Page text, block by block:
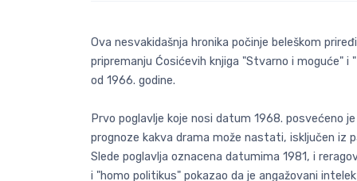
Ova nesvakidašnja hronika počinje beleškom
pripremanju Ćosićevih knjiga "Stvarno i moguće"
od 1966. godine.
Prvo poglavlje koje nosi datum 1968. posvećeno
prognoze kakva drama može nastati, isključen iz
Slede poglavlja oznacena datumima 1981, i
i "homo politikus" pokazao da je angažovani